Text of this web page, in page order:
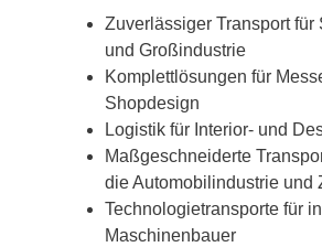
Zuverlässiger Transport für
und Großindustrie
Komplettlösungen für
Shopdesign
Logistik für Interior- und
Maßgeschneiderte
die Automobilindustrie und
Technologietransporte für
Maschinenbauer